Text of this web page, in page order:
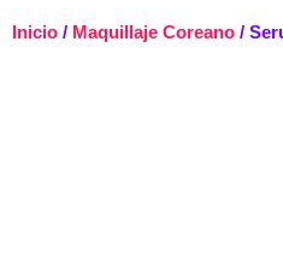
Inicio / Maquillaje Coreano /